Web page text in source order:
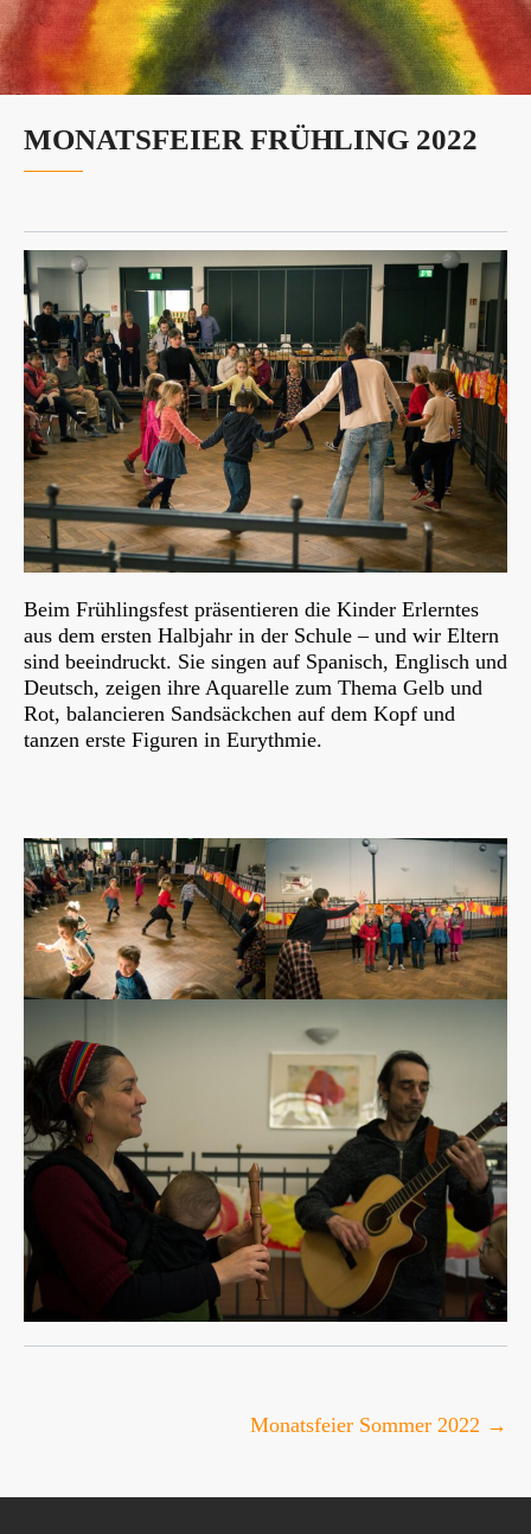
MONATSFEIER FRÜHLING 2022
Beim Frühlingsfest präsentieren die Kinder Erlerntes
aus dem ersten Halbjahr in der Schule – und wir Eltern
sind beeindruckt. Sie singen auf Spanisch, Englisch und
Deutsch, zeigen ihre Aquarelle zum Thema Gelb und
Rot, balancieren Sandsäckchen auf dem Kopf und
tanzen erste Figuren in Eurythmie.
Monatsfeier Sommer 2022 →